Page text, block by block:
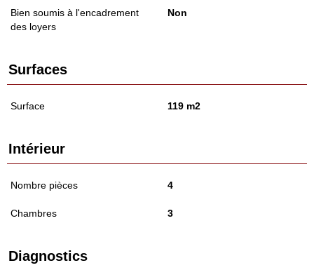
Bien soumis à l'encadrement
des loyers
Non
Surfaces
Surface 119 m2
Intérieur
Nombre pièces 4
Chambres 3
Diagnostics